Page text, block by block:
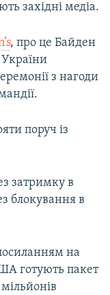
західні медіа.
, про це Байден
України
з нагоди
поруч із
затримку в
блокування в
на
готують пакет